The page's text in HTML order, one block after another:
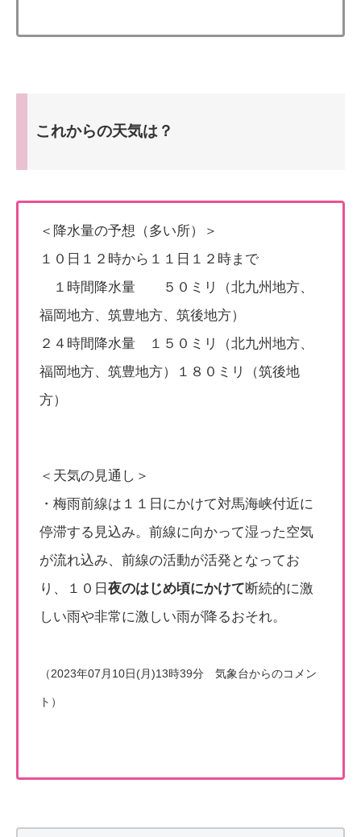
これからの天気は？
＜降水量の予想（多い所）＞
１０日１２時から１１日１２時まで
１時間降水量 ５０ミリ（北九州地方、
福岡地方、筑豊地方、筑後地方）
２４時間降水量 １５０ミリ（北九州地方、
福岡地方、筑豊地方）１８０ミリ（筑後地
方）
＜天気の見通し＞
・梅雨前線は１１日にかけて対馬海峡付近に
停滞する見込み。前線に向かって湿った空気
が流れ込み、前線の活動が活発となってお
り、１０日 夜のはじめ頃にかけて断続的に激
しい雨や非常に激しい雨が降るおそれ。
（2023年07月10日(月)13時39分 気象台からのコメン
ト）